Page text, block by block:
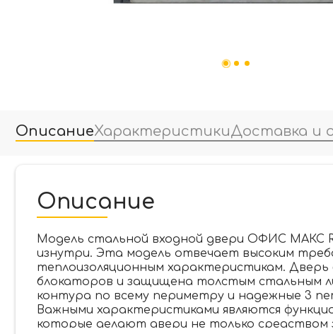
ОписаниеХарактеристикиДоставка и
Описание
Модель стальной входной двери ОФИС МАКС
изнутри. Эта модель отвечает высоким
теплоизоляционным характеристикам.
блокаторов и защищена толстым стальным
контура по всему периметру и надежные 3
Важными характеристиками являются
которые делают двери не только